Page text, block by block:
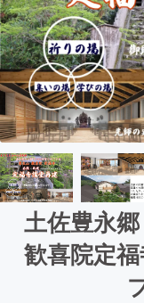
土佐豊永
歓喜院定